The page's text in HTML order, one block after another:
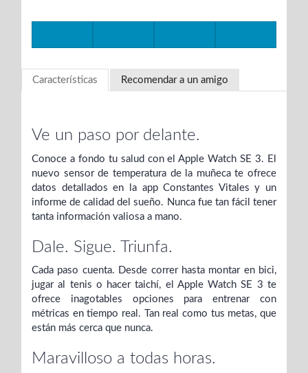
Características Recomendar a un amigo
Ve un paso por delante.
Conoce a fondo tu salud con el Apple Watch SE 3. El
nuevo sensor de temperatura de la muñeca te ofrece
datos detallados en la app Constantes Vitales y un
informe de calidad del sueño. Nunca fue tan fácil tener
tanta información valiosa a mano.
Dale. Sigue. Triunfa.
Cada paso cuenta. Desde correr hasta montar en bici,
jugar al tenis o hacer taichí, el Apple Watch SE 3 te
ofrece inagotables opciones para entrenar con
métricas en tiempo real. Tan real como tus metas, que
están más cerca que nunca.
Maravilloso a todas horas.